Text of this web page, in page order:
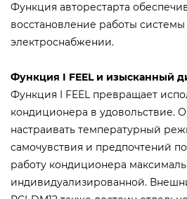
Функция авторестарта
восстановление работы
электроснабжении.
Функция I FEEL и изысканный
Функция I FEEL превращает
кондиционера в удовольствие.
настраивать температурный
самочувствия и предпочтений
работу кондиционера
индивидуализированной.